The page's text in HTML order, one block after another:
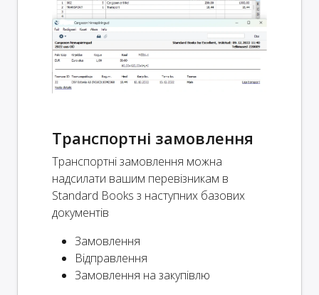
Транспортні замовлення
Транспортні замовлення можна
надсилати вашим перевізникам в
Standard Books з наступних базових
документів
Замовлення
Відправлення
Замовлення на закупівлю